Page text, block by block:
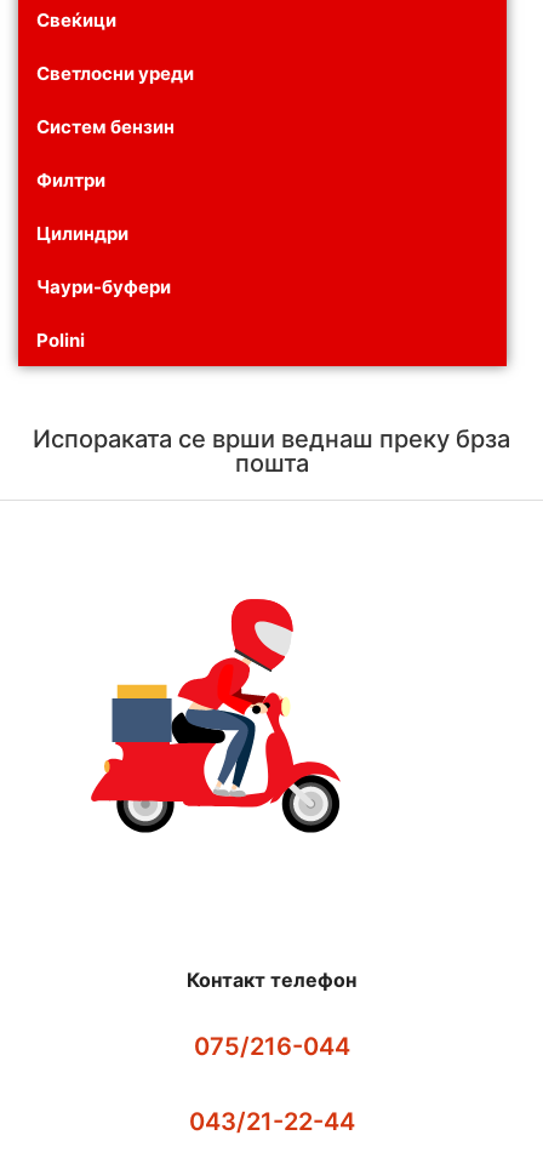
Свеќици
Светлосни уреди
Систем бензин
Филтри
Цилиндри
Чаури-буфери
Polini
Испораката се врши веднаш преку брза
пошта
Контакт телефон
075/216-044
043/21-22-44